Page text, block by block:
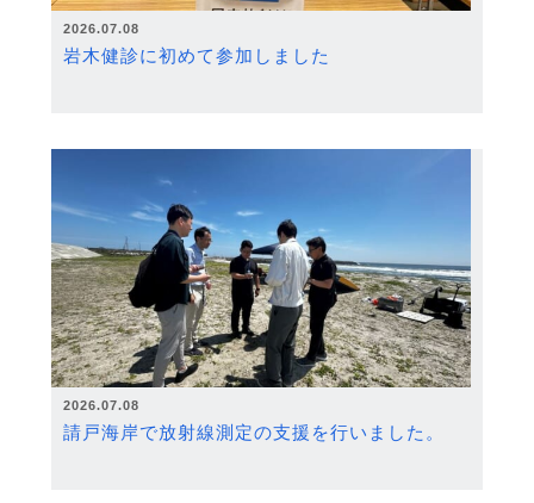
2026.07.08
岩木健診に初めて参加しました
2026.07.08
請戸海岸で放射線測定の支援を行いました。